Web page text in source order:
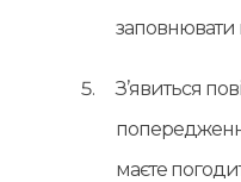
заповнювати
З’явиться
маєте